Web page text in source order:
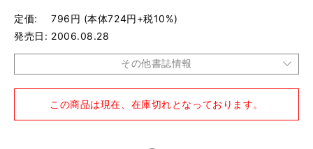
定価
796円 (本体724円+税10%)
発売日
2006.08.28
その他書誌情報
雑誌
この商品は現在、在庫切れとなっております。